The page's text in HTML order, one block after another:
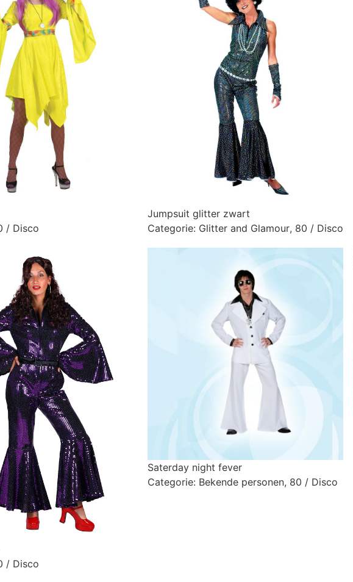
/ Disco
Jumpsuit glitter zwart
Categorie: Glitter and Glamour, 80 / Disco
/ Disco
Saterday night fever
Categorie: Bekende personen, 80 / Disco